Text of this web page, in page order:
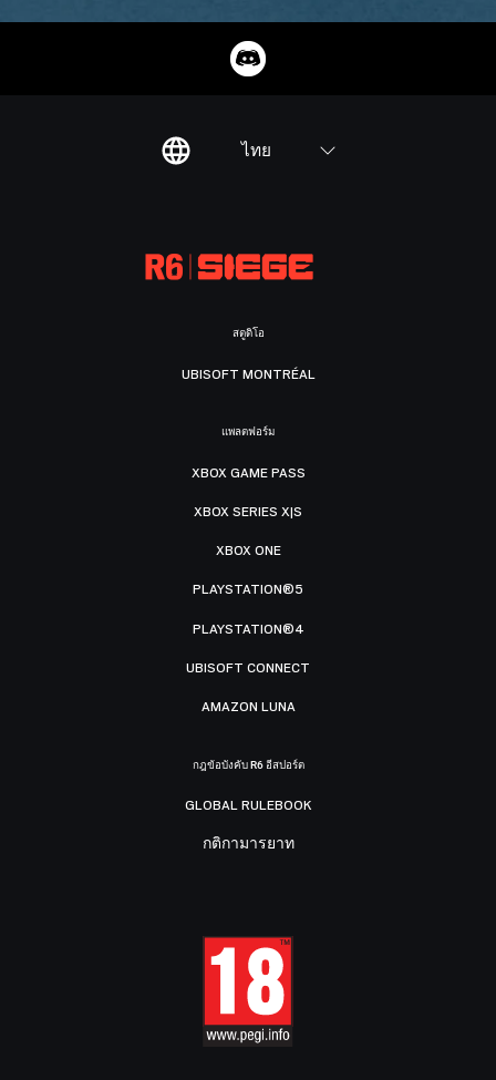
ไทย
สตูดิโอ
UBISOFT MONTRÉAL
แพลตฟอร์ม
XBOX GAME PASS
XBOX SERIES X|S
XBOX ONE
PLAYSTATION®5
PLAYSTATION®4
UBISOFT CONNECT
AMAZON LUNA
กฎข้อบังคับ R6 อีสปอร์ต
GLOBAL RULEBOOK
กติกามารยาท